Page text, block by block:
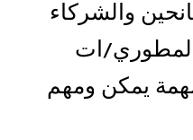
والشركاء
لمطوري/ات
يمكن ومهم